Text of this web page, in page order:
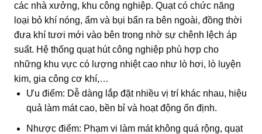
các nhà xưởng, khu công nghiệp. Quạt có chức năng
loại bỏ khí nóng, ẩm và bụi bẩn ra bên ngoài, đồng thời
đưa khí tươi mới vào bên trong nhờ sự chênh lệch áp
suất. Hệ thống quạt hút công nghiệp phù hợp cho
những khu vực có lượng nhiệt cao như lò hơi, lò luyện
kim, gia công cơ khí,…
Ưu điểm: Dễ dàng lắp đặt nhiều vị trí khác nhau, hiệu
quả làm mát cao, bền bỉ và hoạt động ổn định.
Nhược điểm: Phạm vi làm mát không quá rộng, quạt